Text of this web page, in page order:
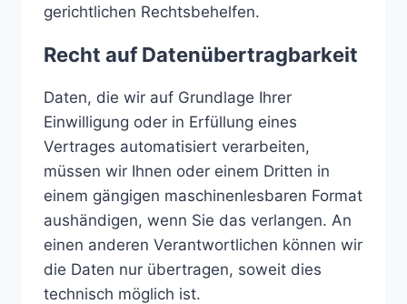
gerichtlichen Rechtsbehelfen.
Recht auf Datenübertragbarkeit
Daten, die wir auf Grundlage Ihrer
Einwilligung oder in Erfüllung eines
Vertrages automatisiert verarbeiten,
müssen wir Ihnen oder einem Dritten in
einem gängigen maschinenlesbaren Format
aushändigen, wenn Sie das verlangen. An
einen anderen Verantwortlichen können wir
die Daten nur übertragen, soweit dies
technisch möglich ist.